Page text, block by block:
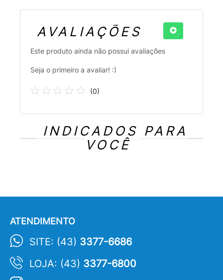
AVALIAÇÕES
Este produto ainda não possui avaliações
Seja o primeiro a avaliar! :)
(0)
INDICADOS PARA
VOCÊ
ATENDIMENTO
SITE: (43) 3377-6686
LOJA: (43) 3377-6800